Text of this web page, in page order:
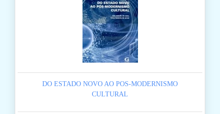
DO ESTADO NOVO AO POS-MODERNISMO
CULTURAL